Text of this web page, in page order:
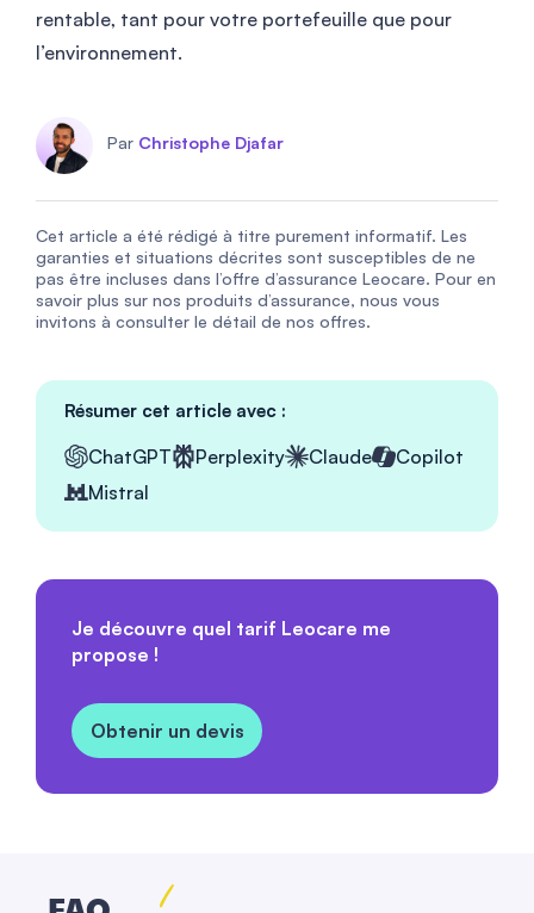
rentable, tant pour votre portefeuille que pour
l’environnement.
Par Christophe Djafar
Cet article a été rédigé à titre purement informatif. Les
garanties et situations décrites sont susceptibles de ne
pas être incluses dans l’offre d’assurance Leocare. Pour en
savoir plus sur nos produits d’assurance, nous vous
invitons à consulter le détail de nos offres.
Résumer cet article avec :
ChatGPT Perplexity Claude
Copilot
Mistral
Je découvre quel tarif Leocare me
propose !
Obtenir un devis